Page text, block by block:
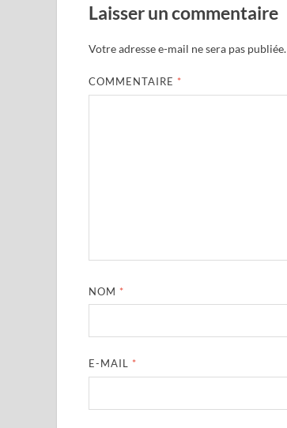
Laisser un commentaire
Votre adresse e-mail ne sera pas publiée.
COMMENTAIRE *
NOM *
E-MAIL *